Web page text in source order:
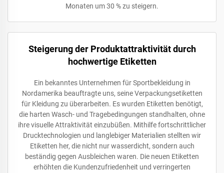
Monaten um 30 % zu steigern.
Steigerung der Produktattraktivität durch
hochwertige Etiketten
Ein bekanntes Unternehmen für Sportbekleidung in
Nordamerika beauftragte uns, seine Verpackungsetiketten
für Kleidung zu überarbeiten. Es wurden Etiketten benötigt,
die harten Wasch- und Tragebedingungen standhalten, ohne
ihre visuelle Attraktivität einzubüßen. Mithilfe fortschrittlicher
Drucktechnologien und langlebiger Materialien stellten wir
Etiketten her, die nicht nur wasserdicht, sondern auch
beständig gegen Ausbleichen waren. Die neuen Etiketten
erhöhten die Kundenzufriedenheit und verringerten